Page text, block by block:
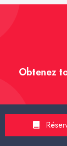
Obtenez